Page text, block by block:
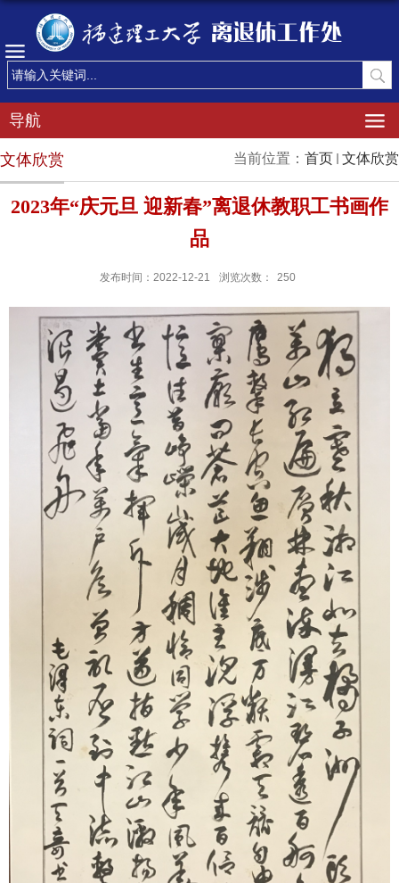
导航
当前位置： 首页 文体欣赏
文体欣赏
2023年“庆元旦 迎新春”离退休教职工书画作
品
发布时间：2022-12-21 浏览次数： 250